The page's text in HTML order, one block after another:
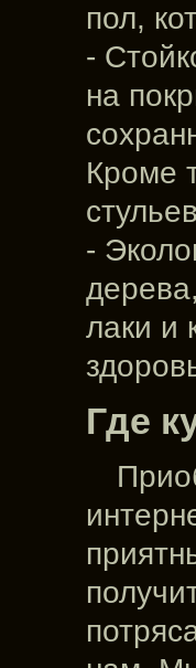
пол,
-
на
Кроме
-
лаки и
Где